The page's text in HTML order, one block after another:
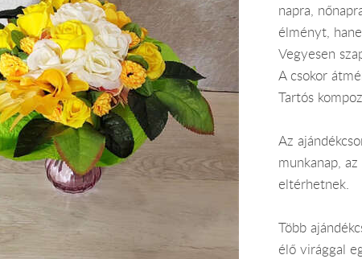
napra,
élményt,
Vegyesen
A csokor
Tartós
Az
munkanap,
eltérhetnek.
Több
élő virággal